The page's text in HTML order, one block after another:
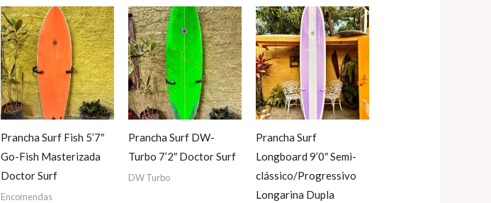
recente
Prancha Surf Fish 5’7″
Go-Fish Masterizada
Doctor Surf
Encomendas
Prancha Surf DW-
Turbo 7’2″ Doctor Surf
DW Turbo
Prancha Surf
Longboard 9’0″ Semi-
clássico/Progressivo
Longarina Dupla